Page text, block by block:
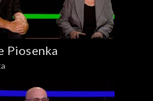
Piosenka